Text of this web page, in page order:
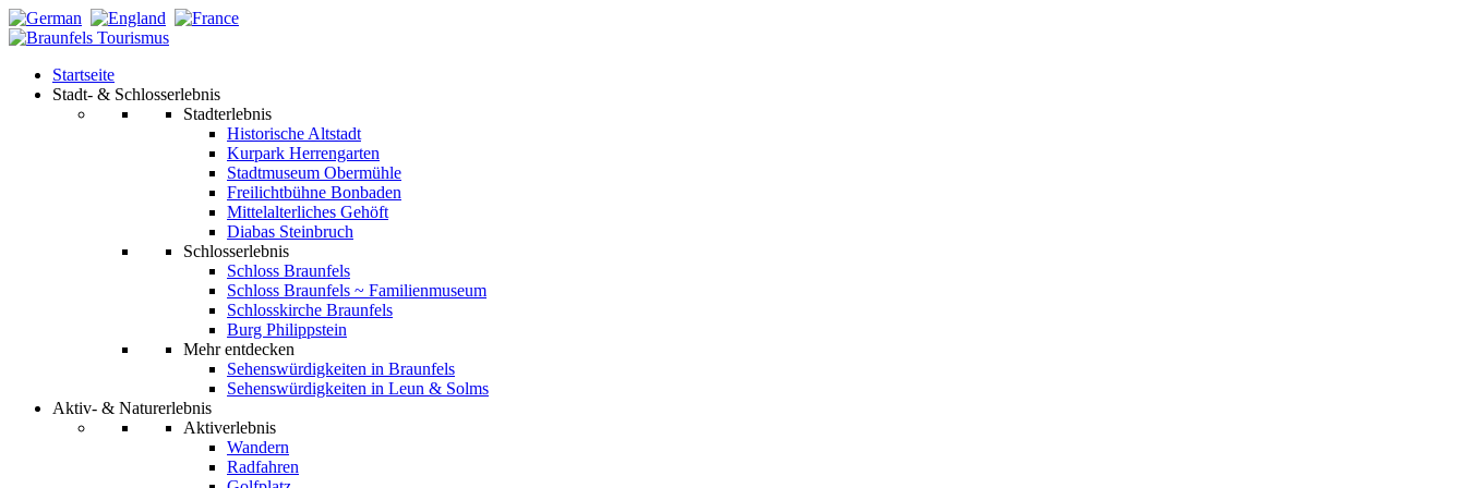
Startseite
Stadt- & Schlosserlebnis
Stadterlebnis
Historische Altstadt
Kurpark Herrengarten
Stadtmuseum Obermühle
Freilichtbühne Bonbaden
Mittelalterliches Gehöft
Diabas Steinbruch
Schlosserlebnis
Schloss Braunfels
Schloss Braunfels ~ Familienmuseum
Schlosskirche Braunfels
Burg Philippstein
Mehr entdecken
Sehenswürdigkeiten in Braunfels
Sehenswürdigkeiten in Leun & Solms
Aktiv- & Naturerlebnis
Aktiverlebnis
Wandern
Radfahren